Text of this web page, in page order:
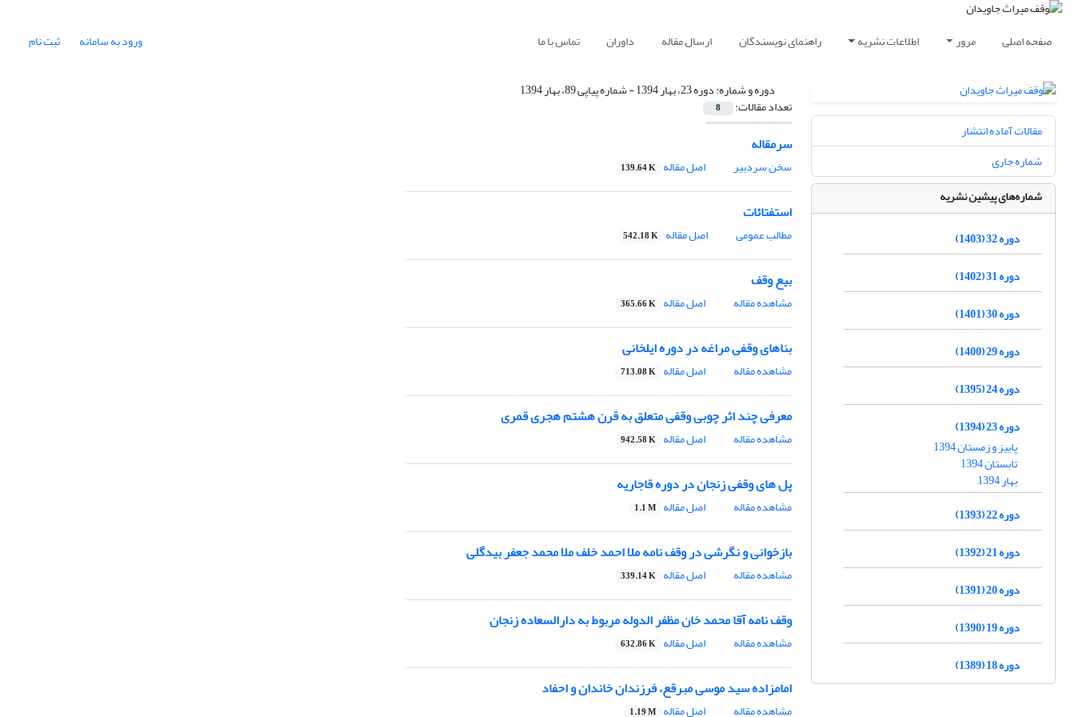
صفحه اصلی مرور اطلاعات نشریه راهنمای نویسندگان ارسال مقاله داوران تماس با ما ورود به سامانه ثبت نام
دوره و شماره:دوره 23، بهار 1394 - شماره پیاپی 89، بهار 1394
تعداد مقالات: 8
سرمقاله
سخن سردبیر اصل مقاله 139.64 K
استفتائات
مطالب عمومی اصل مقاله 542.18 K
بیع وقف
مشاهده مقاله اصل مقاله 365.66 K
بناهای وقفی مراغه در دوره ایلخانی
مشاهده مقاله اصل مقاله 713.08 K
معرفی چند اثر چوبی وقفی متعلق به قرن هشتم هجری قمری
مشاهده مقاله اصل مقاله 942.58 K
پل های وقفی زنجان در دوره قاجاریه
مشاهده مقاله اصل مقاله 1.1 M
بازخوانی و نگرشی در وقف نامه ملا احمد خلف ملا محمد جعفر بیدگلی
مشاهده مقاله اصل مقاله 339.14 K
وقف نامه آقا محمد خان مظفر الدوله مربوط به دارالسعاده زنجان
مشاهده مقاله اصل مقاله 632.86 K
امامزاده سید موسی مبرقع، فرزندان خاندان و احفاد
مشاهده مقاله اصل مقاله 1.19 M
مقالات آماده انتشار
شماره جاری
شماره‌های پیشین نشریه
دوره 32 (1403)
دوره 31 (1402)
دوره 30 (1401)
دوره 29 (1400)
دوره 24 (1395)
دوره 23 (1394)
پاییز و زمستان 1394
تابستان 1394
بهار 1394
دوره 22 (1393)
دوره 21 (1392)
دوره 20 (1391)
دوره 19 (1390)
دوره 18 (1389)